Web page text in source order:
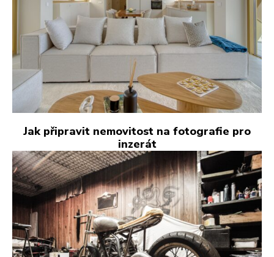
Jak připravit nemovitost na fotografie pro
inzerát